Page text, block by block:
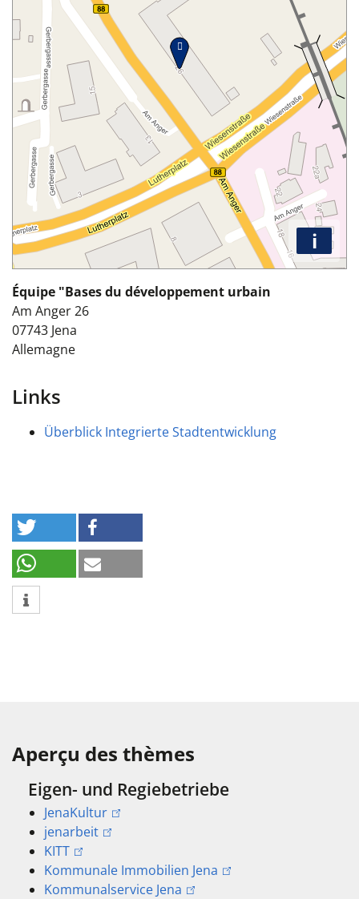
i
Équipe "Bases du développement urbain
Am Anger 26
07743 Jena
Allemagne
Links
Überblick Integrierte Stadtentwicklung
Aperçu des thèmes
Eigen- und Regiebetriebe
JenaKultur
jenarbeit
KITT
Kommunale Immobilien Jena
Kommunalservice Jena